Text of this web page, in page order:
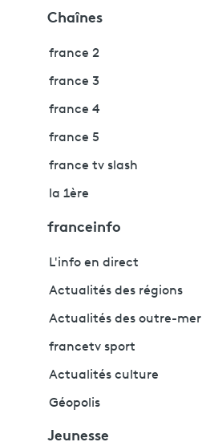
Chaînes
france 2
france 3
france 4
france 5
france tv slash
la 1ère
franceinfo
L'info en direct
Actualités des régions
Actualités des outre-mer
francetv sport
Actualités culture
Géopolis
Jeunesse